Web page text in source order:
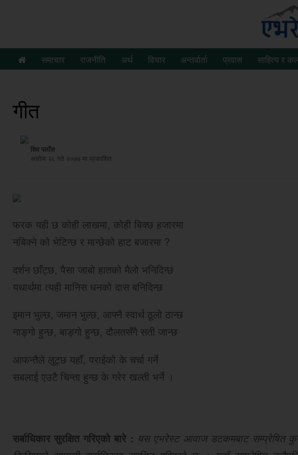
समाचार राजनीति अर्थ विचार अन्तर्वार्ता प्रवास साहित्य र
गीत
शिव पलाँस
असाेज २८ गते २०७७ मा प्रकाशित
फरक यही छ कोही लाखमा, कोही बिक्छ हजारमा
नबिक्ने को भेटिन्छ र मान्छेको हाट बजारमा ?
दर्शन छाँट्छ, पैसा जाबो हातको मैलो भनिदिन्छ
यथार्थमा त्यही मानिस धनको दास बनिदिन्छ
इमान भुल्छ, जमान भुल्छ, आफ्नै स्वार्थ ठूलो ठान्छ
नाङ्गो हुन्छ, बाङ्गो हुन्छ, दौलतसँगै सती जान्छ
आफन्तैले लुट्छ यहाँ, पराईको के चर्चा गर्ने
सबलाई एउटै चिन्ता हुन्छ के गरेर खल्ती भर्ने ।
सर्बाधिकार सुरक्षित गरिएको बारे : यस एभरेस्ट आवाज डटकमबाट सम्प्रेषित